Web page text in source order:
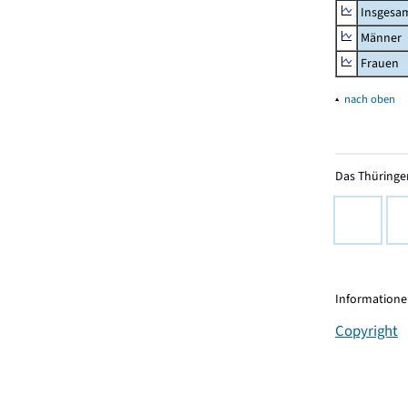
Männer
Frauen
▴ nach oben
Das
Copyright